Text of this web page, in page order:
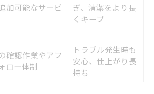
加可能なサービ
ぎ、清潔をより長
くキープ
確認作業やアフ
ロー体制
トラブル発生時も
安心、仕上がり長
持ち